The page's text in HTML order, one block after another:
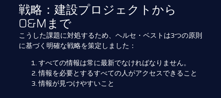
戦略：建設プロジェクトから
O&Mまで
こうした課題に対処するため、ヘルセ・ベストは3つの原則
に基づく明確な戦略を策定しました：
すべての情報は常に最新でなければなりません。
情報を必要とするすべての人がアクセスできること
情報が見つけやすいこと